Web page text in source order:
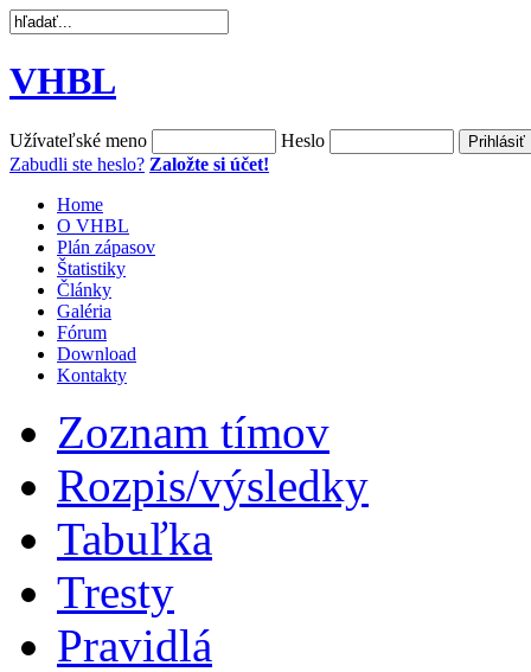
VHBL
Užívateľské meno
Heslo
Zabudli ste heslo? Založte si účet!
Home
O VHBL
Plán zápasov
Štatistiky
Články
Galéria
Fórum
Download
Kontakty
Zoznam tímov
Rozpis/výsledky
Tabuľka
Tresty
Pravidlá